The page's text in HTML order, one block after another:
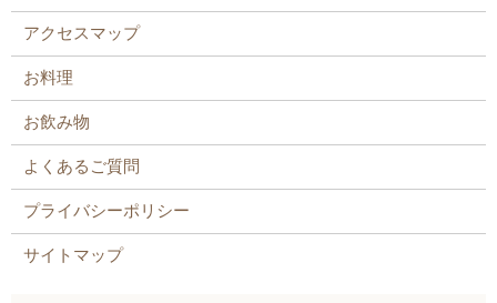
アクセスマップ
お料理
お飲み物
よくあるご質問
プライバシーポリシー
サイトマップ